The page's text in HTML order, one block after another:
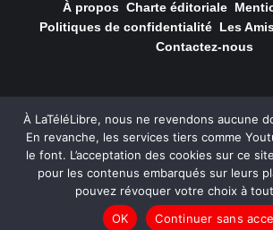
À propos Charte éditoriale
Politiques de confidentialité Les
Contactez-nous
LaTéléLibre.fr, ce site a été réalisé par
Utile & Simple
— Tous les contenus, sauf
sous licence Creative
À LaTéléLibre, nous ne revendons aucune
En revanche, les services tiers comme
le font. L’acceptation des cookies sur ce
pour les contenus embarqués sur leurs
pouvez révoquer votre choix à
OK
Continuer sans